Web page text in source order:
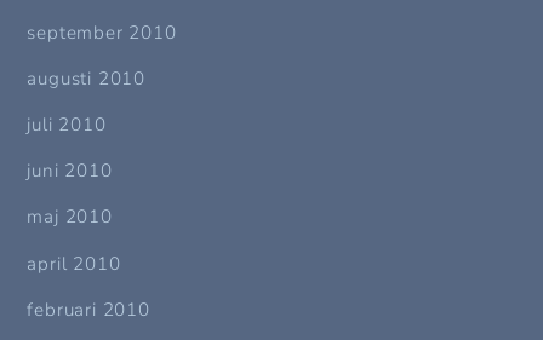
september 2010
augusti 2010
juli 2010
juni 2010
maj 2010
april 2010
februari 2010